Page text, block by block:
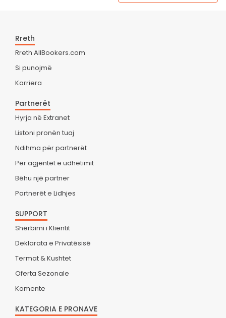
Rreth
Rreth AllBookers.com
Si punojmë
Karriera
Partnerët
Hyrja në Extranet
Listoni pronën tuaj
Ndihma për partnerët
Për agjentët e udhëtimit
Bëhu një partner
Partnerët e Lidhjes
SUPPORT
Shërbimi i Klientit
Deklarata e Privatësisë
Termat & Kushtet
Oferta Sezonale
Komente
KATEGORIA E PRONAVE